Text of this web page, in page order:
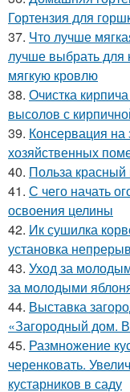
Гортензия для
37. Что лучше
лучше выбрать для
мягкую кровлю
38. Очистка
высолов с
39. Консервация
хозяйственных
40. Польза красный
41. С чего начать
освоения целины
42. Ик сушилка
установка
43. Уход за
за молодыми
44. Выставка
«Загородный дом.
45. Размножение
черенковать.
кустарников в саду